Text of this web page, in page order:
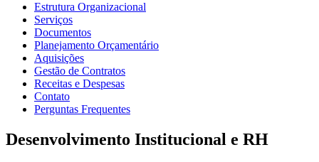
Estrutura Organizacional
Serviços
Documentos
Planejamento Orçamentário
Aquisições
Gestão de Contratos
Receitas e Despesas
Contato
Perguntas Frequentes
Desenvolvimento Institucional e RH